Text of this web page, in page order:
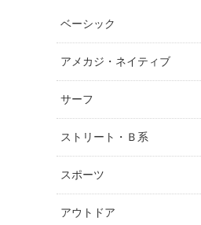
ベーシック
アメカジ・ネイティブ
サーフ
ストリート・Ｂ系
スポーツ
アウトドア